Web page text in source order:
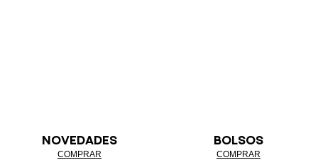
NOVEDADES
COMPRAR
BOLSOS
COMPRAR